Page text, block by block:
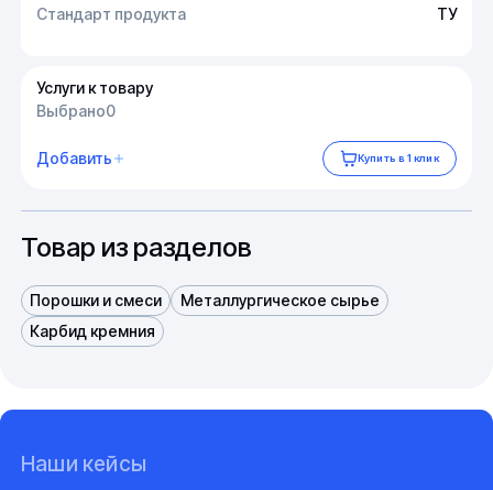
Стандарт продукта
ТУ
Услуги к товару
Выбрано0
Добавить Купить в 1 клик
Товар из разделов
Порошки и смеси
Металлургическое сырье
Карбид кремния
Наши кейсы